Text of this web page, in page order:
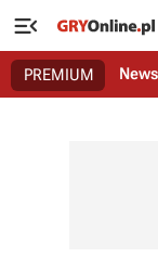

PREMIUM